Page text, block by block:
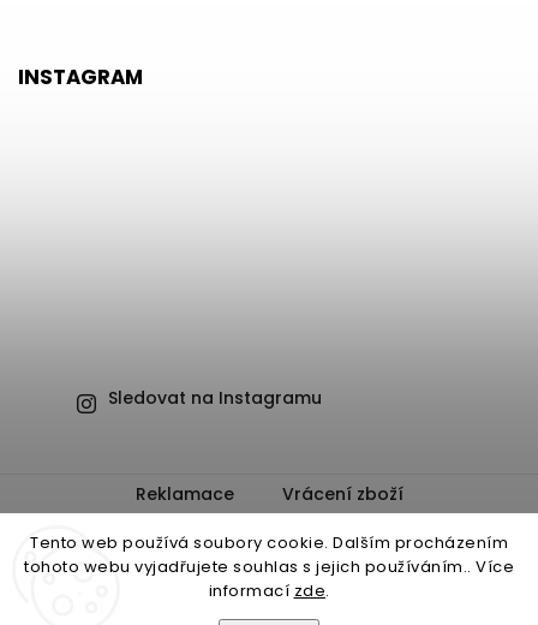
Tento web používá soubory cookie. Dalším procházením
tohoto webu vyjadřujete souhlas s jejich používáním.. Více
informací zde.
INSTAGRAM
Sledovat na Instagramu
Reklamace
Vrácení zboží
Obchodní podmínky
Ochrana osobních údajů